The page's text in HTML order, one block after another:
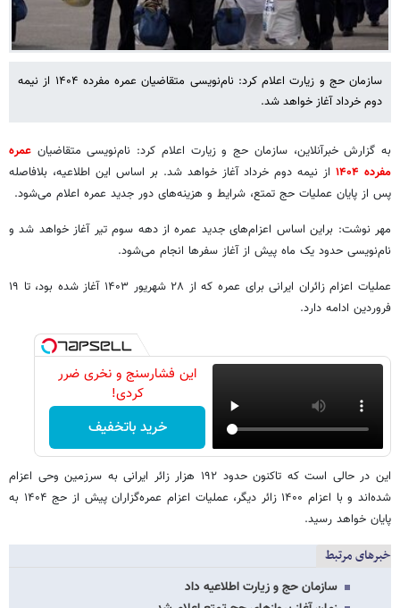
سازمان حج و زیارت اعلام کرد: نام‌نویسی متقاضیان عمره مفرده ۱۴۰۴ از نیمه
دوم خرداد آغاز خواهد شد.
به گزارش خبرآنلاین، سازمان حج و زیارت اعلام کرد: نام‌نویسی متقاضیان عمره
مفرده ۱۴۰۴
از نیمه دوم خرداد آغاز خواهد شد. بر اساس این اطلاعیه، بلافاصله
پس از پایان عملیات حج تمتع، شرایط و هزینه‌های دور جدید عمره اعلام می‌شود.
مهر نوشت: براین اساس اعزام‌های جدید عمره از دهه سوم تیر آغاز خواهد شد و
نام‌نویسی حدود یک ماه پیش از آغاز سفرها انجام می‌شود.
عملیات اعزام زائران ایرانی برای عمره که از ۲۸ شهریور ۱۴۰۳ آغاز شده بود، تا ۱۹
فروردین ادامه دارد.
این فشارسنج و نخری ضرر
کردی!
خرید باتخفیف
این در حالی است که تاکنون حدود ۱۹۲ هزار زائر ایرانی به سرزمین وحی اعزام
شده‌اند و با اعزام ۱۴۰۰ زائر دیگر، عملیات اعزام عمره‌گزاران پیش از حج ۱۴۰۴ به
پایان خواهد رسید.
خبرهای مرتبط
سازمان حج و زیارت اطلاعیه داد